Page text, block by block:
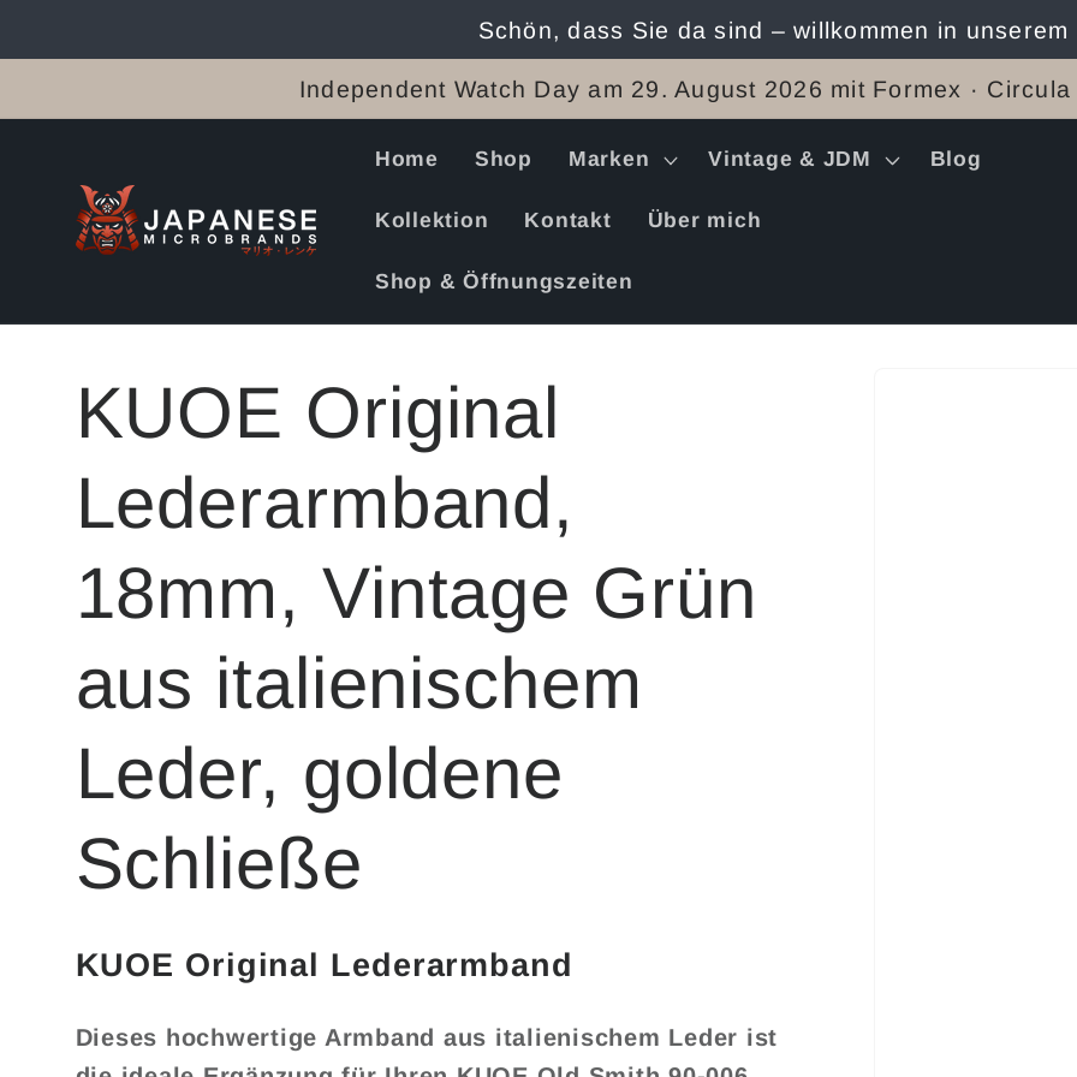
Inhalt
Schön, dass Sie da sind – willkommen in unserem
Independent Watch Day am 29. August 2026 mit Formex · Circula
Home Shop Marken Vintage & JDM Blog
Kollektion Kontakt Über mich
Shop & Öffnungszeiten
KUOE Original
Lederarmband,
18mm, Vintage Grün
aus italienischem
Leder, goldene
Schließe
KUOE Original Lederarmband
Dieses hochwertige Armband aus italienischem Leder ist